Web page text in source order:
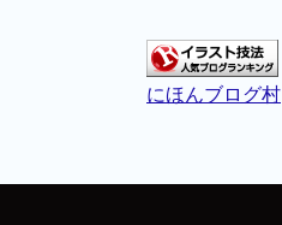
にほんブログ村